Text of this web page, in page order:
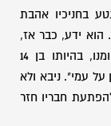
בחניכיו אהבת
הוא ידע, כבר אז,
את הקשיים והמכשולים שיעמדו בדרכו וביומנו, בהיותו בן 14
עמי". ניבא ולא
חבריו חזר